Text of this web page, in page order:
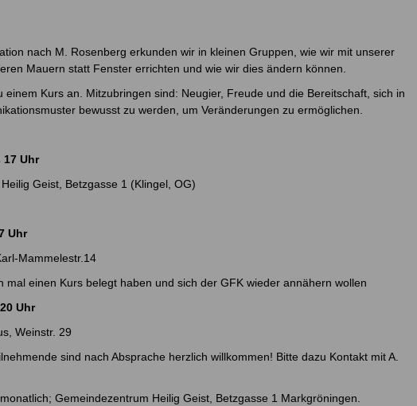
nach M. Rosenberg erkunden wir in kleinen Gruppen, wie wir mit unserer
Mauern statt Fenster errichten und wie wir dies ändern können.
einem Kurs an. Mitzubringen sind: Neugier, Freude und die Bereitschaft, sich in
bewusst zu werden, um Veränderungen zu ermöglichen.
17 Uhr
Geist, Betzgasse 1 (Klingel, OG)
Uhr
Mammelestr.14
mal einen Kurs belegt haben und sich der GFK wieder annähern wollen
Uhr
Weinstr. 29
sind nach Absprache herzlich willkommen! Bitte dazu Kontakt mit A.
Gemeindezentrum Heilig Geist, Betzgasse 1 Markgröningen.